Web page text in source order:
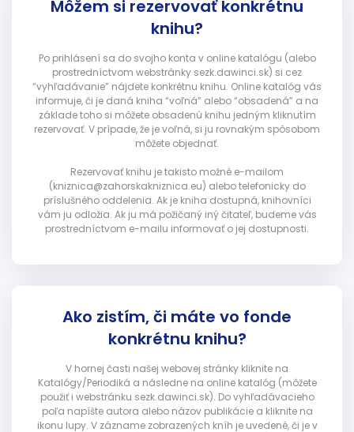
Môžem si rezervovať konkrétnu
knihu?
Po prihlásení sa do svojho konta v online katalógu (alebo
prostredníctvom webstránky sezk.dawinci.sk) si cez
“vyhľadávanie” nájdete konkrétnu knihu. Online katalóg vás
informuje, či je daná kniha “voľná” alebo “obsadená” a na
základe toho si môžete obsadenú knihu jedným kliknutím
rezervovať. V prípade, že je voľná, si ju rovnakým spôsobom
môžete objednať.
Rezervovať knihu je takisto možné e-mailom
(kniznica@zahorskakniznica.eu) alebo telefonicky do
príslušného oddelenia. Ak je kniha dostupná, knihovníci
vám ju odložia. Ak ju má požičaný iný čitateľ, budeme vás
prostredníctvom e-mailu informovať o jej dostupnosti.
Ako zistím, či máte vo fonde
konkrétnu knihu?
V hornej časti našej webovej stránky kliknite na
Katalógy/Periodiká a následne na online katalóg (môžete
použiť i webstránku sezk.dawinci.sk). Do vyhľadávacieho
poľa napíšte autora alebo názov publikácie a kliknite na
ikonu lupy. V zázname zobrazených kníh je uvedené, či je v